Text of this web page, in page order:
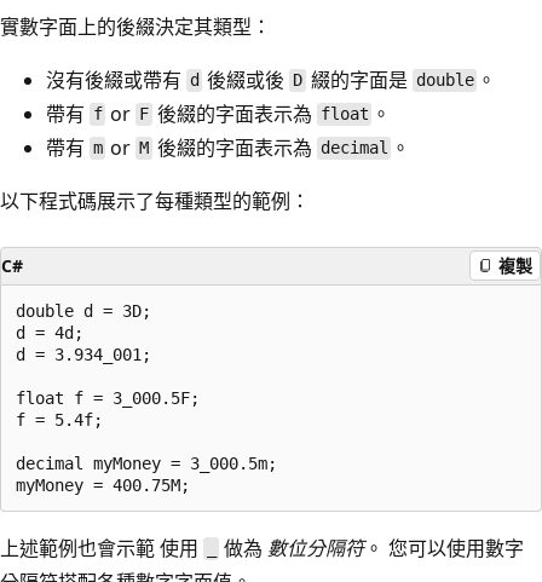
實數字面上的後綴決定其類型：
沒有後綴或帶有 d 後綴或後 D綴的字面是 double 。
帶有 f or F後綴的字面表示為 float 。
帶有 m orM後綴的字面表示為 decimal 。
以下程式碼展示了每種類型的範例：
C# 複製
double d = 3D;
d = 4d;
d = 3.934_001;
float f = 3_000.5F;
f = 5.4f;
decimal myMoney = 3_000.5m;
上述範例也會示範 使用 做為 數位分隔符。 您可以使用數字